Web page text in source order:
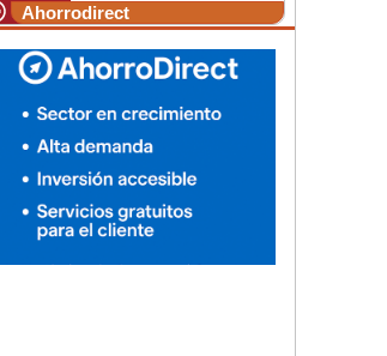
Ahorrodirect